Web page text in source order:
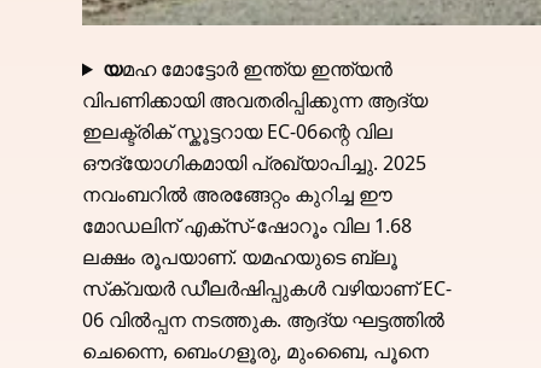
യമഹ മോട്ടോർ ഇന്ത്യ ഇന്ത്യൻ
വിപണിക്കായി അവതരിപ്പിക്കുന്ന ആദ്യ
ഇലക്ട്രിക് സ്കൂട്ടറായ EC-06ന്റെ വില
ഔദ്യോഗികമായി പ്രഖ്യാപിച്ചു. 2025
നവംബറിൽ അരങ്ങേറ്റം കുറിച്ച ഈ
മോഡലിന് എക്‌സ്-ഷോറൂം വില 1.68
ലക്ഷം രൂപയാണ്. യമഹയുടെ ബ്ലൂ
സ്‌ക്വയർ ഡീലർഷിപ്പുകൾ വഴിയാണ് EC-
06 വിൽപ്പന നടത്തുക. ആദ്യ ഘട്ടത്തിൽ
ചെന്നൈ, ബെംഗളൂരു, മുംബൈ, പൂനെ